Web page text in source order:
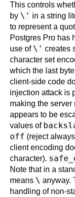
This controls
by \' in a string
to represent a
Postgres Pro has
use of \' creates
character set
which the last
client-side code
injection attack is
making the
appears to be
values of
off (reject
client encoding
character).
Note that in a
means \ anyway.
handling of non-